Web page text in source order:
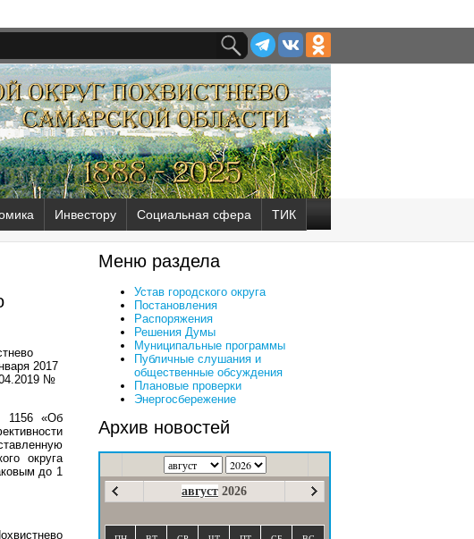
Инвестору Социальная сфера ТИК
2017
№
1156 «Об
округа
до 1
Меню раздела
Устав городского округа
Постановления
Распоряжения
Решения Думы
Муниципальные программы
Публичные слушания и
общественные обсуждения
Плановые проверки
Энергосбережение
Архив новостей
август 2026